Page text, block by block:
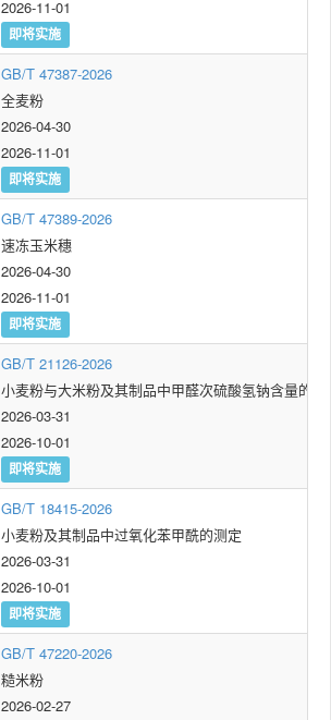
2026-11-01
即将实施
GB/T 47387-2026
全麦粉
2026-04-30
2026-11-01
即将实施
GB/T 47389-2026
速冻玉米穗
2026-04-30
2026-11-01
即将实施
GB/T 21126-2026
小麦粉与大米粉及其制品中甲醛次硫酸氢钠含量的测
2026-03-31
2026-10-01
即将实施
GB/T 18415-2026
小麦粉及其制品中过氧化苯甲酰的测定
2026-03-31
2026-10-01
即将实施
GB/T 47220-2026
糙米粉
2026-02-27